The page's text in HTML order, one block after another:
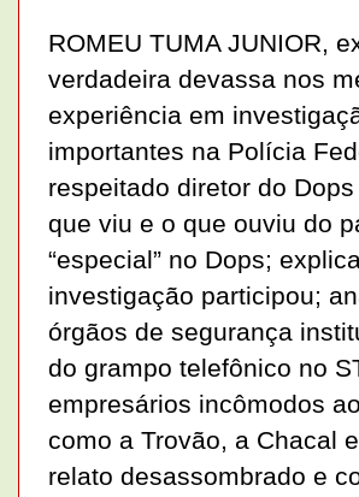
ROMEU TUMA JUNIOR,
verdadeira devassa nos
experiência em
importantes na Polícia
respeitado diretor do
que viu e o que ouviu do
“especial” no Dops;
investigação participou;
órgãos de segurança
do grampo telefônico no
empresários incômodos
como a Trovão, a Chacal
relato desassombrado e